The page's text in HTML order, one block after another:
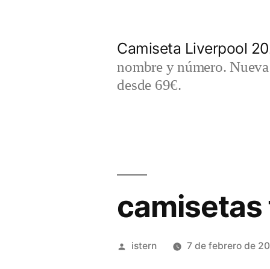
Camiseta Liverpool
nombre y número.
desde 69€.
Publicado
istern 7 de febrero de